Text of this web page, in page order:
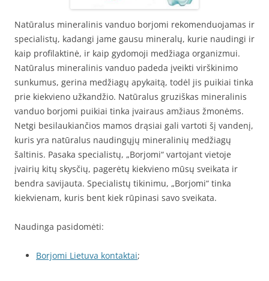
Natūralus mineralinis vanduo borjomi rekomenduojamas ir
specialistų, kadangi jame gausu mineralų, kurie naudingi ir
kaip profilaktinė, ir kaip gydomoji medžiaga organizmui.
Natūralus mineralinis vanduo padeda įveikti virškinimo
sunkumus, gerina medžiagų apykaitą, todėl jis puikiai tinka
prie kiekvieno užkandžio. Natūralus gruziškas mineralinis
vanduo borjomi puikiai tinka įvairaus amžiaus žmonėms.
Netgi besilaukiančios mamos drąsiai gali vartoti šį vandenį,
kuris yra natūralus naudingųjų mineralinių medžiagų
šaltinis. Pasaka specialistų, „Borjomi“ vartojant vietoje
įvairių kitų skysčių, pagerėtų kiekvieno mūsų sveikata ir
bendra savijauta. Specialistų tikinimu, „Borjomi“ tinka
kiekvienam, kuris bent kiek rūpinasi savo sveikata.
Naudinga pasidomėti:
Borjomi Lietuva kontaktai;